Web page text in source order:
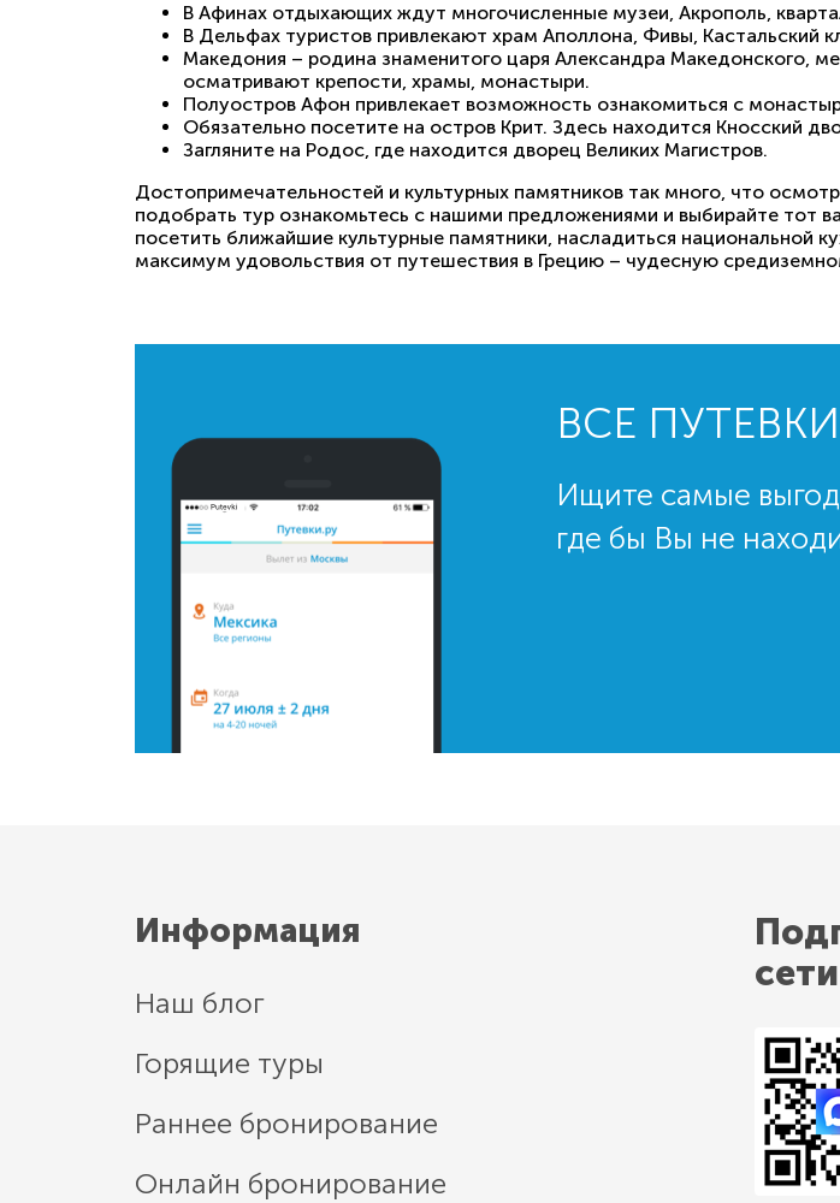
В Афинах отдыхающих ждут многочисленные музеи, Акрополь,
В Дельфах туристов привлекают храм Аполлона, Фивы, Кастальский
Македония – родина знаменитого царя Александра Македонского,
осматривают крепости, храмы, монастыри.
Полуостров Афон привлекает возможность ознакомиться с
Обязательно посетите на остров Крит. Здесь находится Кносский
Загляните на Родос, где находится дворец Великих Магистров.
Достопримечательностей и культурных памятников так много, что
подобрать тур ознакомьтесь с нашими предложениями и выбирайте тот
посетить ближайшие культурные памятники, насладиться национальной
максимум удовольствия от путешествия в Грецию – чудесную
ВСЕ
Ищите самые
где бы Вы не
Информация
Наш блог
Горящие туры
Раннее бронирование
Онлайн бронирование